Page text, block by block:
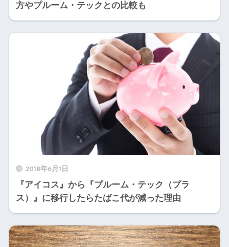
方やプルーム・テックとの比較も
2018年6月1日
『アイコス』から『プルーム・テック（プラ
ス）』に移行したらたばこ代が減った理由